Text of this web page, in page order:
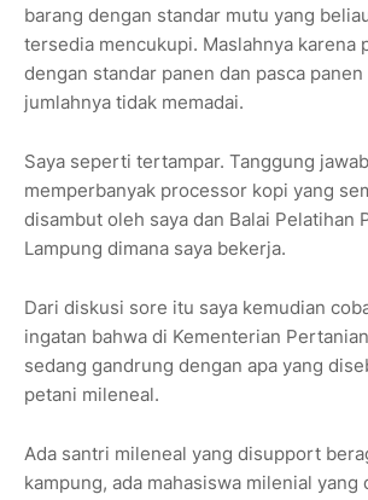
barang dengan standar mutu yang
tersedia mencukupi. Maslahnya karena
dengan standar panen dan pasca
jumlahnya tidak memadai.
Saya seperti tertampar. Tanggung
memperbanyak processor kopi yang
disambut oleh saya dan Balai Pelatihan
Lampung dimana saya bekerja.
Dari diskusi sore itu saya kemudian
ingatan bahwa di Kementerian
sedang gandrung dengan apa yang
petani mileneal.
Ada santri mileneal yang disupport
kampung, ada mahasiswa milenial yang